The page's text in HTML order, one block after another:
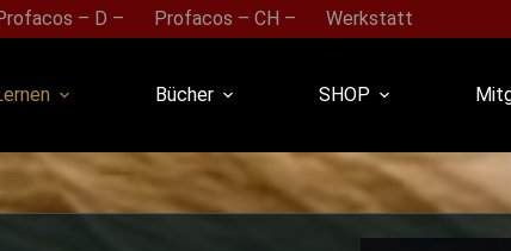
– D – Profacos – CH – Werkstatt
Bücher SHOP